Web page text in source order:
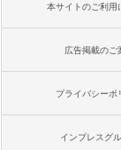
本サイトのご利用
広告掲載のご
プライバシーポ
インプレスグ